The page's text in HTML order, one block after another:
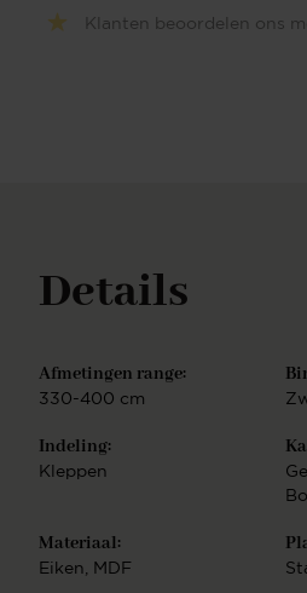
worden in je TV-Meubel.
advies op maat? Geen
Experience Center in
informatie over ons Experience
op maatPUUUR staat voor op
spuiterij produceren wij een
meubelen. Jouw droommeubel
laten maken? Wij gaan met
werkelijkheid te laten worden.
kleuren van onze meubelen zijn
Klanten beoordelen ons
Details
Afmetingen range:
330-400 cm
Indeling:
Kleppen
Materiaal:
Eiken , MDF